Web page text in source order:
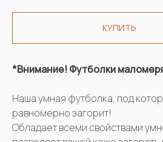
КУПИТЬ
*Внимание! Футболки
Наша умная футболка, под
равномерно загорит!
Обладает всеми свойствами